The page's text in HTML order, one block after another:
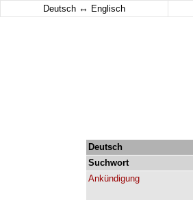
Deutsch ↔ Englisch
Deutsch
Suchwort
Ankündigung